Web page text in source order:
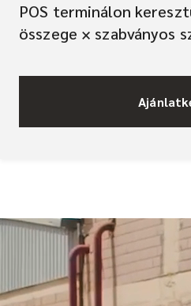
POS terminálon
összege × szabványos